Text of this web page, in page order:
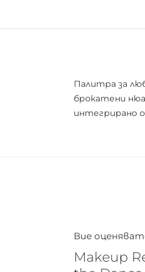
Палитра за
брокатени
интегрирано
Вие
Makeup